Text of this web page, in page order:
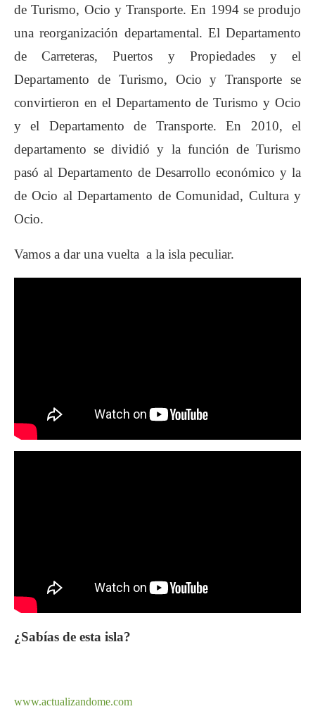
de Turismo, Ocio y Transporte. En 1994 se produjo
una reorganización departamental. El Departamento
de Carreteras, Puertos y Propiedades y el
Departamento de Turismo, Ocio y Transporte se
convirtieron en el Departamento de Turismo y Ocio
y el Departamento de Transporte. En 2010, el
departamento se dividió y la función de Turismo
pasó al Departamento de Desarrollo económico y la
de Ocio al Departamento de Comunidad, Cultura y
Ocio.
Vamos a dar una vuelta a la isla peculiar.
¿Sabías de esta isla?
www.actualizandome.com